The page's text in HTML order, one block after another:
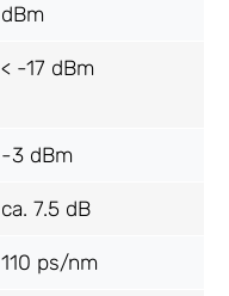
dBm
< -17 dBm
-3 dBm
ca. 7.5 dB
110 ps/nm